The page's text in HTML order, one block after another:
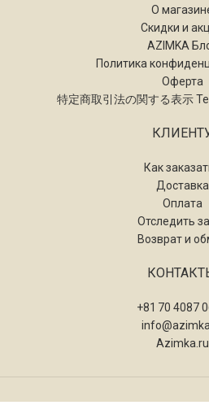
О
Скидки и
AZIMKA
Политика
Оферта
特定商取引法の関する表示
Как
Доставка
Оплата
Отследить
Возврат и
+81 70 4087
Azimka.ru